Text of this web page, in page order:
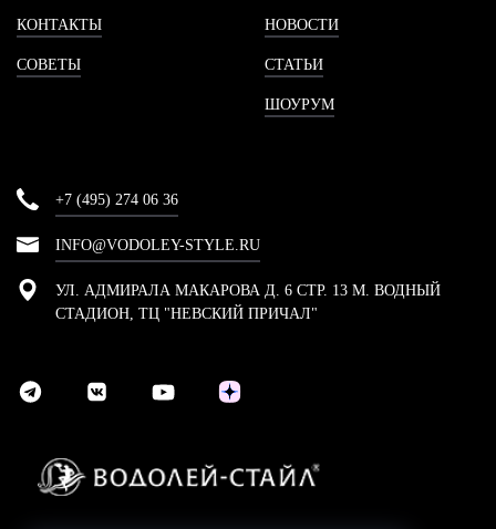
КОНТАКТЫ
СОВЕТЫ
НОВОСТИ
СТАТЬИ
ШОУРУМ
+7 (495) 274 06 36
INFO@VODOLEY-STYLE.RU
УЛ. АДМИРАЛА МАКАРОВА Д. 6 СТР. 13 М. ВОДНЫЙ
СТАДИОН, ТЦ "НЕВСКИЙ ПРИЧАЛ"